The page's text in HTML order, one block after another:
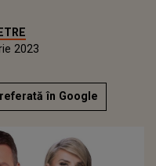
2023
în Google